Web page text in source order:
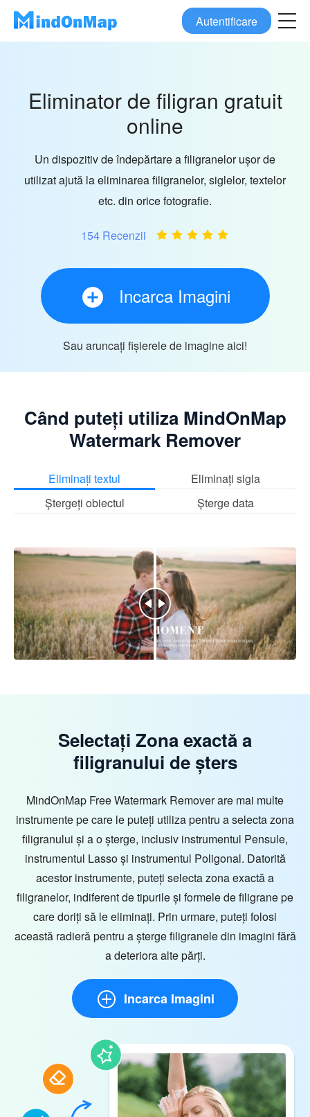
Autentificare
Eliminator de filigran gratuit
online
Un dispozitiv de îndepărtare a filigranelor ușor de
utilizat ajută la eliminarea filigranelor, siglelor, textelor
etc. din orice fotografie.
154 Recenzii
Incarca Imagini
Sau aruncați fișierele de imagine aici!
Când puteți utiliza MindOnMap
Watermark Remover
Eliminați textul
Eliminați sigla
Ștergeți obiectul
Șterge data
Selectați Zona exactă a
filigranului de șters
MindOnMap Free Watermark Remover are mai multe
instrumente pe care le puteți utiliza pentru a selecta zona
filigranului și a o șterge, inclusiv instrumentul Pensule,
instrumentul Lasso și instrumentul Poligonal. Datorită
acestor instrumente, puteți selecta zona exactă a
filigranelor, indiferent de tipurile și formele de filigrane pe
care doriți să le eliminați. Prin urmare, puteți folosi
această radieră pentru a șterge filigranele din imagini fără
a deteriora alte părți.
Incarca Imagini